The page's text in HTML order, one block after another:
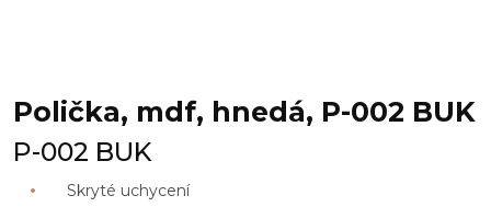
Polička, mdf, hnedá, P-002 BUK
P-002 BUK
Skryté uchycení